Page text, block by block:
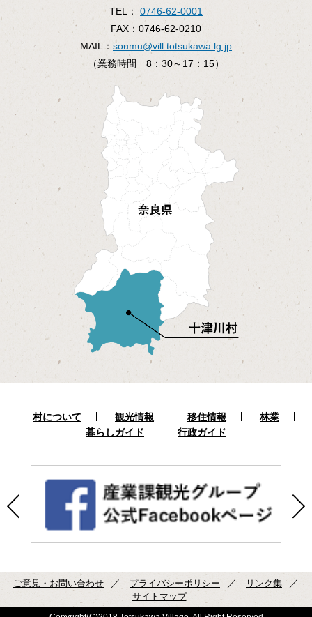
TEL： 0746-62-0001
FAX： 0746-62-0210
MAIL： soumu@vill.totsukawa.lg.jp
（業務時間 8：30～17：15）
村について 観光情報 移住情報
林業
暮らしガイド
行政ガイド
ご意見・お問い合わせ プライバシーポリシー
リンク集
サイトマップ